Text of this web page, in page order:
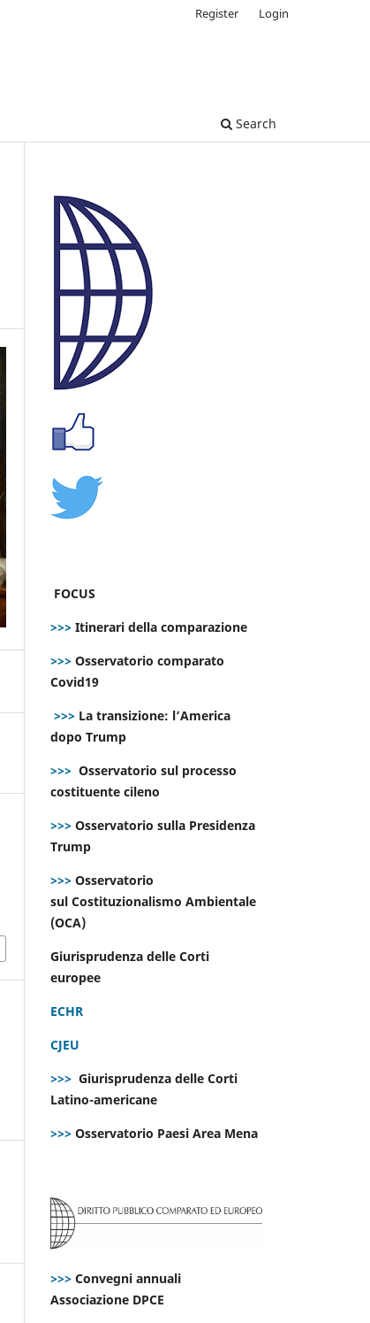
Search
Register Login
FOCUS
>>> Itinerari della comparazione
>>> Osservatorio comparato
Covid19
>>> La transizione: l’America
dopo Trump
>>> Osservatorio sul processo
costituente cileno
>>> Osservatorio sulla Presidenza
Trump
>>> Osservatorio
sul Costituzionalismo Ambientale
(OCA)
Giurisprudenza delle Corti
europee
ECHR
CJEU
>>> Giurisprudenza delle Corti
Latino-americane
>>> Osservatorio Paesi Area Mena
>>> Convegni annuali
Associazione DPCE